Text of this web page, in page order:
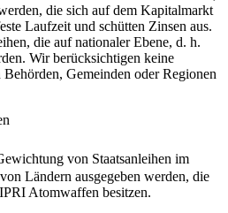
die sich auf dem Kapitalmarkt
Laufzeit und schütten Zinsen aus.
die auf nationaler Ebene, d. h.
Wir berücksichtigen keine
Gemeinden oder Regionen
von Staatsanleihen im
Ländern ausgegeben werden, die
Atomwaffen besitzen.